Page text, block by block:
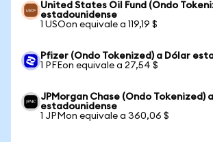
United States Oil Fund (Ondo
estadounidense
1 USOon equivale a 119,19 $
Pfizer (Ondo Tokenized) a Dólar
1 PFEon equivale a 27,54 $
JPMorgan Chase (Ondo Tokenized)
estadounidense
1 JPMon equivale a 360,06 $